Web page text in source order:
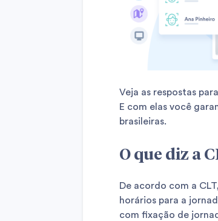
Veja as respostas
E com elas você
brasileiras.
O que diz a
De acordo com a
horários para a
com fixação de